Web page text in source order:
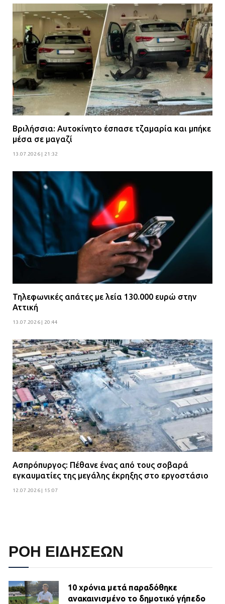
Βριλήσσια: Αυτοκίνητο έσπασε τζαμαρία και μπήκε
μέσα σε μαγαζί
13.07.2026 | 21:32
Τηλεφωνικές απάτες με λεία 130.000 ευρώ στην
Αττική
13.07.2026 | 20:44
Ασπρόπυργος: Πέθανε ένας από τους σοβαρά
εγκαυματίες της μεγάλης έκρηξης στο εργοστάσιο
12.07.2026 | 15:07
ΡΟΗ ΕΙΔΗΣΕΩΝ
10 χρόνια μετά παραδόθηκε
ανακαινισμένο το δημοτικό γήπεδο